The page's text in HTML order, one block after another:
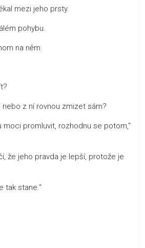
mezi jeho prsty.
pohybu.
na něm.
z ní rovnou zmizet sám?
moci promluvit, rozhodnu se potom,“
že jeho pravda je lepší, protože je
tak stane.“